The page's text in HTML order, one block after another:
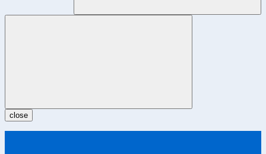
close